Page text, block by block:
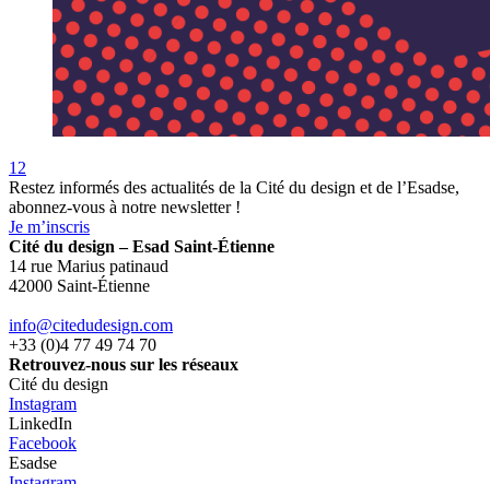
1 2
Restez informés des actualités de la Cité du design et de l’Esadse,
abonnez-vous à notre newsletter !
Je m’inscris
Cité du design – Esad Saint-Étienne
14 rue Marius patinaud
42000 Saint-Étienne
info@citedudesign.com
+33 (0)4 77 49 74 70
Retrouvez-nous sur les réseaux
Cité du design
Instagram
LinkedIn
Facebook
Esadse